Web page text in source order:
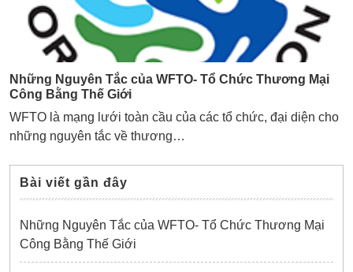
Những Nguyên Tắc của WFTO- Tổ Chức Thương Mại
Công Bằng Thế Giới
WFTO là mạng lưới toàn cầu của các tổ chức, đại diện cho
những nguyên tắc về thương…
Bài viết gần đây
Những Nguyên Tắc của WFTO- Tổ Chức Thương Mại
Công Bằng Thế Giới